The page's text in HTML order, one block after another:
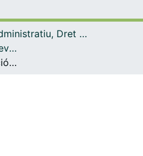
Navega per tot el DD
Com publicar
Dret Administratiu, Dret Processal i Dret Financer i Tributari
Articles publicats en revistes (Dret Administratiu, Dret Processal i Dret Financer i Tributari)
Seminario Administración pública y gestión de riesgos